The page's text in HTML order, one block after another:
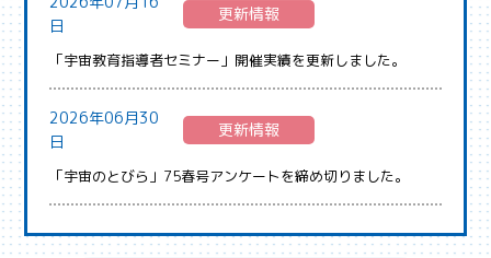
日
更新情報
「宇宙教育指導者セミナー」開催実績を更新しました。
2026年06月30
日
更新情報
「宇宙のとびら」75春号アンケートを締め切りました。